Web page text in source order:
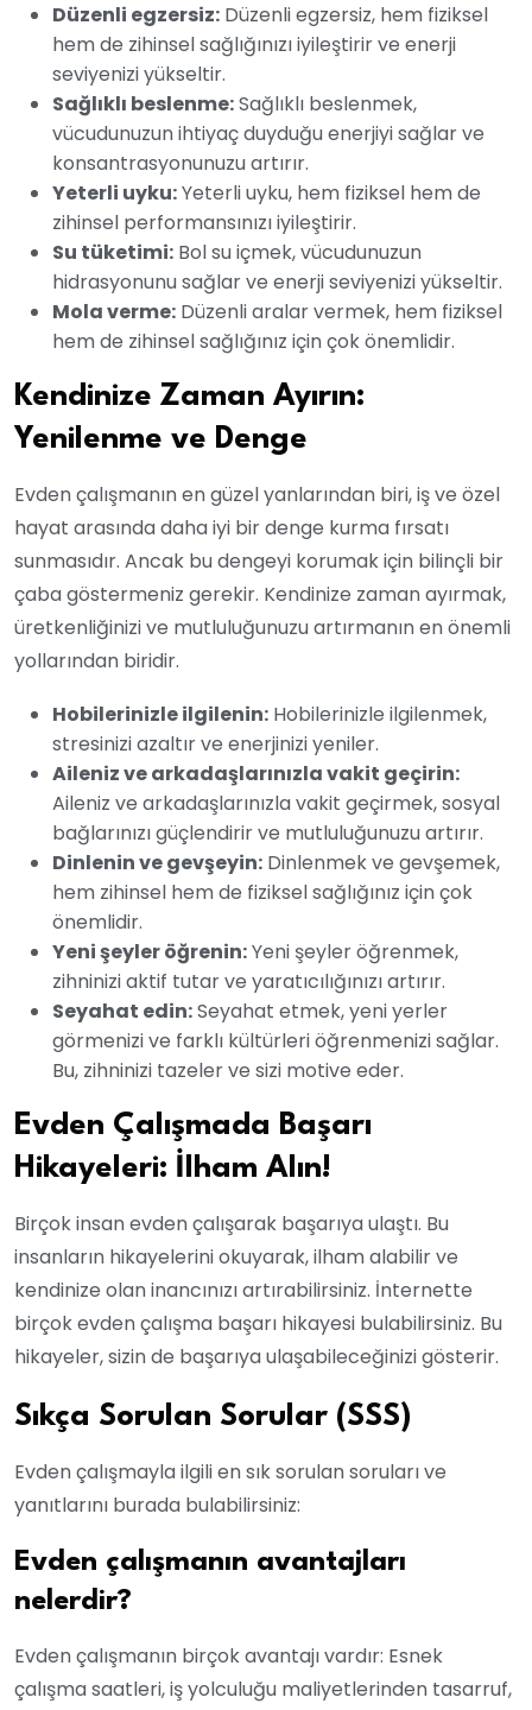
Düzenli egzersiz: Düzenli egzersiz, hem fiziksel
hem de zihinsel sağlığınızı iyileştirir ve enerji
seviyenizi yükseltir.
Sağlıklı beslenme:Sağlıklı beslenmek,
vücudunuzun ihtiyaç duyduğu enerjiyi sağlar ve
konsantrasyonunuzu artırır.
Yeterli uyku:Yeterli uyku, hem fiziksel hem de
zihinsel performansınızı iyileştirir.
Su tüketimi: Bol su içmek, vücudunuzun
hidrasyonunu sağlar ve enerji seviyenizi yükseltir.
Mola verme: Düzenli aralar vermek, hem fiziksel
hem de zihinsel sağlığınız için çok önemlidir.
Kendinize Zaman Ayırın:
Yenilenme ve Denge
Evden çalışmanın en güzel yanlarından biri, iş ve özel
hayat arasında daha iyi bir denge kurma fırsatı
sunmasıdır. Ancak bu dengeyi korumak için bilinçli bir
çaba göstermeniz gerekir. Kendinize zaman ayırmak,
üretkenliğinizi ve mutluluğunuzu artırmanın en önemli
yollarından biridir.
Hobilerinizle ilgilenin: Hobilerinizle ilgilenmek,
stresinizi azaltır ve enerjinizi yeniler.
Aileniz ve arkadaşlarınızla vakit geçirin:
Aileniz ve arkadaşlarınızla vakit geçirmek, sosyal
bağlarınızı güçlendirir ve mutluluğunuzu artırır.
Dinlenin ve gevşeyin: Dinlenmek ve gevşemek,
hem zihinsel hem de fiziksel sağlığınız için çok
önemlidir.
Yeni şeyler öğrenin:Yeni şeyler öğrenmek,
zihninizi aktif tutar ve yaratıcılığınızı artırır.
Seyahat edin:Seyahat etmek, yeni yerler
görmenizi ve farklı kültürleri öğrenmenizi sağlar.
Bu, zihninizi tazeler ve sizi motive eder.
Evden Çalışmada Başarı
Hikayeleri: İlham Alın!
Birçok insan evden çalışarak başarıya ulaştı. Bu
insanların hikayelerini okuyarak, ilham alabilir ve
kendinize olan inancınızı artırabilirsiniz. İnternette
birçok evden çalışma başarı hikayesi bulabilirsiniz. Bu
hikayeler, sizin de başarıya ulaşabileceğinizi gösterir.
Sıkça Sorulan Sorular (SSS)
Evden çalışmayla ilgili en sık sorulan soruları ve
yanıtlarını burada bulabilirsiniz:
Evden çalışmanın avantajları
nelerdir?
Evden çalışmanın birçok avantajı vardır: Esnek
çalışma saatleri, iş yolculuğu maliyetlerinden tasarruf,